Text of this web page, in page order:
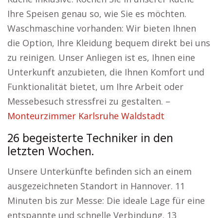
Ihre Speisen genau so, wie Sie es möchten.
Waschmaschine vorhanden: Wir bieten Ihnen
die Option, Ihre Kleidung bequem direkt bei uns
zu reinigen. Unser Anliegen ist es, Ihnen eine
Unterkunft anzubieten, die Ihnen Komfort und
Funktionalität bietet, um Ihre Arbeit oder
Messebesuch stressfrei zu gestalten. –
Monteurzimmer Karlsruhe Waldstadt
26 begeisterte Techniker in den
letzten Wochen.
Unsere Unterkünfte befinden sich an einem
ausgezeichneten Standort in Hannover. 11
Minuten bis zur Messe: Die ideale Lage für eine
entspannte und schnelle Verbindung. 13